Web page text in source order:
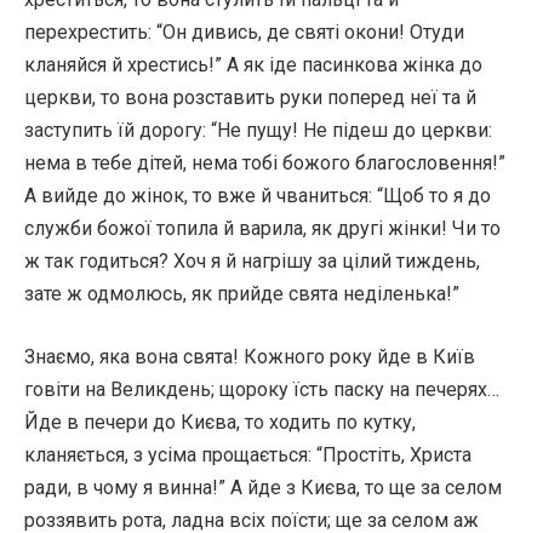
перехрестить: “Он дивись, де святі окони! Отуди
кланяйся й хрестись!” А як іде пасинкова жінка до
церкви, то вона розставить руки поперед неї та й
заступить їй дорогу: “Не пущу! Не підеш до церкви:
нема в тебе дітей, нема тобі божого благословення!”
А вийде до жінок, то вже й чваниться: “Щоб то я до
служби божої топила й варила, як другі жінки! Чи то
ж так годиться? Хоч я й нагрішу за цілий тиждень,
зате ж одмолюсь, як прийде свята неділенька!”
Знаємо, яка вона свята! Кожного року йде в Київ
говіти на Великдень; щороку їсть паску на печерях…
Йде в печери до Києва, то ходить по кутку,
кланяється, з усіма прощається: “Простіть, Христа
ради, в чому я винна!” А йде з Києва, то ще за селом
роззявить рота, ладна всіх поїсти; ще за селом аж